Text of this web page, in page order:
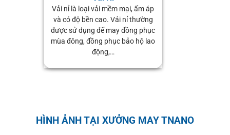
Vải nỉ là loại vải mềm mại, ấm áp
và có độ bền cao. Vải nỉ thường
được sử dụng để may đồng phục
mùa đông, đồng phục bảo hộ lao
động,…
HÌNH ẢNH TẠI XƯỞNG MAY TNANO